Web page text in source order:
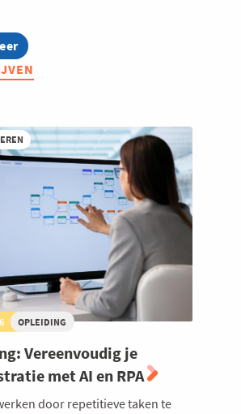
OPLEIDING
Vereenvoudig je
met AI en RPA
door repetitieve taken te